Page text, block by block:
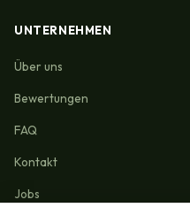
UNTERNEHMEN
Über uns
Bewertungen
FAQ
Kontakt
Jobs